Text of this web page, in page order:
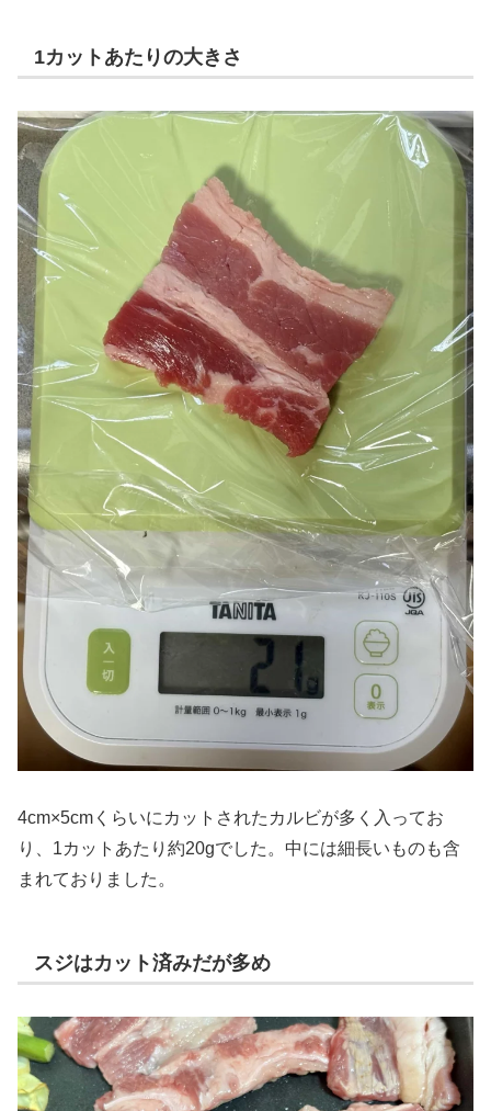
1カットあたりの大きさ
4cm×5cmくらいにカットされたカルビが多く入ってお
り、1カットあたり約20gでした。中には細長いものも含
まれておりました。
スジはカット済みだが多め